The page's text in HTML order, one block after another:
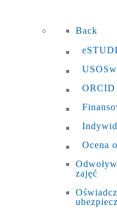
Back
ORCID
Ocena
zajęć